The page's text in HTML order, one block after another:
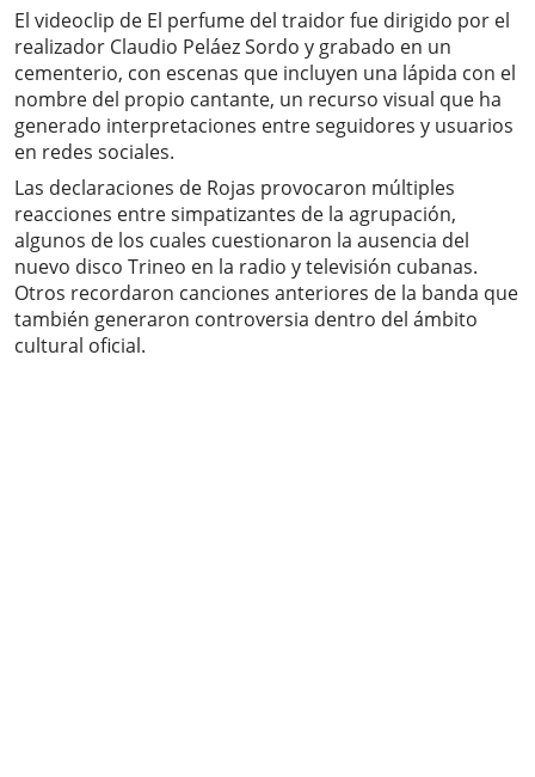
El videoclip de El perfume del traidor fue dirigido por el
realizador Claudio Peláez Sordo y grabado en un
cementerio, con escenas que incluyen una lápida con el
nombre del propio cantante, un recurso visual que ha
generado interpretaciones entre seguidores y usuarios
en redes sociales.
Las declaraciones de Rojas provocaron múltiples
reacciones entre simpatizantes de la agrupación,
algunos de los cuales cuestionaron la ausencia del
nuevo disco Trineo en la radio y televisión cubanas.
Otros recordaron canciones anteriores de la banda que
también generaron controversia dentro del ámbito
cultural oficial.